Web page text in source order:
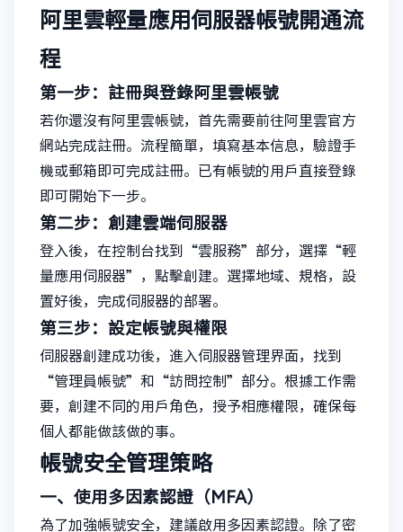
阿里雲輕量應用伺服器帳號開通流
程
第一步：註冊與登錄阿里雲帳號
若你還沒有阿里雲帳號，首先需要前往阿里雲官方
網站完成註冊。流程簡單，填寫基本信息，驗證手
機或郵箱即可完成註冊。已有帳號的用戶直接登錄
即可開始下一步。
第二步：創建雲端伺服器
登入後，在控制台找到“雲服務”部分，選擇“輕
量應用伺服器”，點擊創建。選擇地域、規格，設
置好後，完成伺服器的部署。
第三步：設定帳號與權限
伺服器創建成功後，進入伺服器管理界面，找到
“管理員帳號”和“訪問控制”部分。根據工作需
要，創建不同的用戶角色，授予相應權限，確保每
個人都能做該做的事。
帳號安全管理策略
一、使用多因素認證（MFA）
為了加強帳號安全，建議啟用多因素認證。除了密